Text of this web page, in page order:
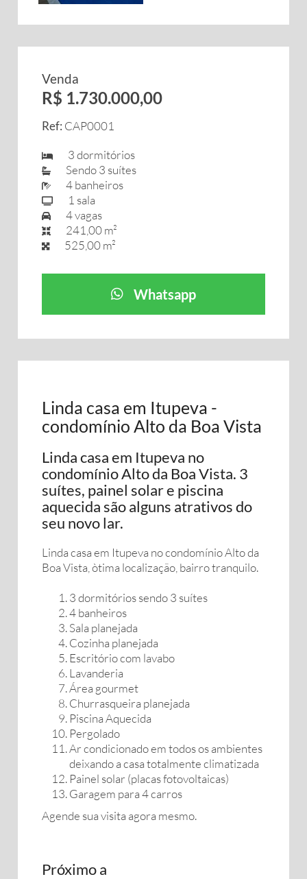
Venda
R$ 1.730.000,00
Ref: CAP0001
3 dormitórios
Sendo 3 suítes
4 banheiros
1 sala
4 vagas
241,00 m²
525,00 m²
Whatsapp
Linda casa em Itupeva -
condomínio Alto da Boa Vista
Linda casa em Itupeva no
condomínio Alto da Boa Vista. 3
suítes, painel solar e piscina
aquecida são alguns atrativos do
seu novo lar.
Linda casa em Itupeva no condomínio Alto da
Boa Vista, òtima localização, bairro tranquilo.
3 dormitórios sendo 3 suítes
4 banheiros
Sala planejada
Cozinha planejada
Escritório com lavabo
Lavanderia
Área gourmet
Churrasqueira planejada
Piscina Aquecida
Pergolado
Ar condicionado em todos os ambientes
deixando a casa totalmente climatizada
Painel solar (placas fotovoltaicas)
Garagem para 4 carros
Agende sua visita agora mesmo.
Próximo a